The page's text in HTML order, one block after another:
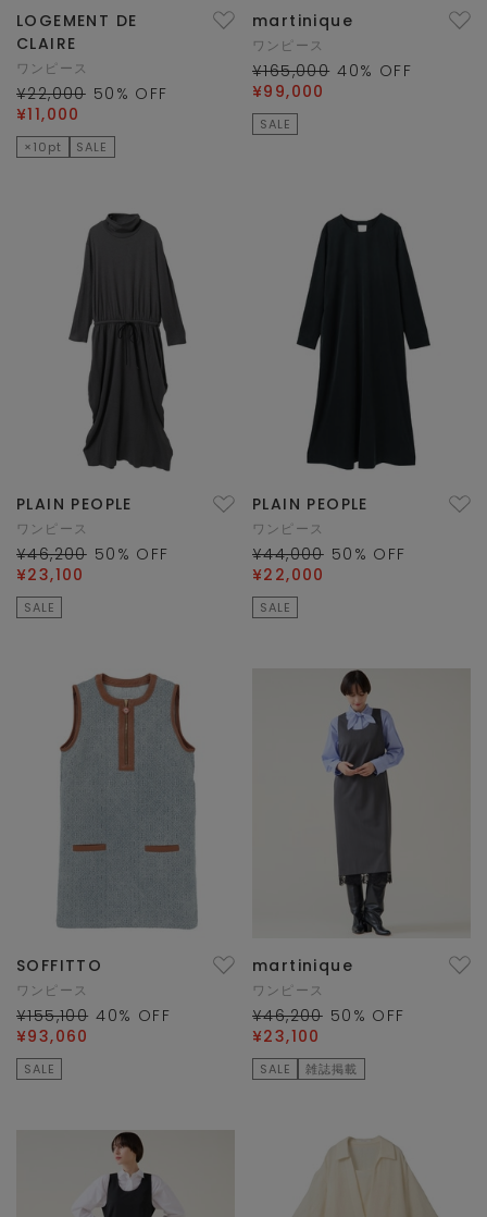
LOGEMENT DE
CLAIRE
ワンピース
¥22,000 50 % OFF
¥11,000
×10pt SALE
martinique
ワンピース
¥165,000 40% OFF
¥99,000
SALE
PLAIN PEOPLE
ワンピース
¥46,200 50 % OFF
¥23,100
SALE
PLAIN PEOPLE
ワンピース
¥44,000 50 % OFF
¥22,000
SALE
SOFFITTO
ワンピース
¥155,100 40% OFF
¥93,060
SALE
martinique
ワンピース
¥46,200 50 % OFF
¥23,100
SALE 雑誌掲載